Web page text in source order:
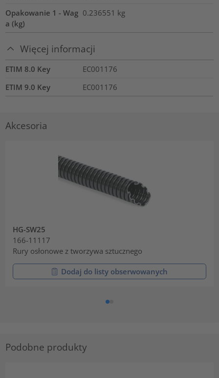
Opakowanie 1 - Wag
a (kg)
0.236551 kg
Więcej informacji
ETIM 8.0 Key
EC001176
ETIM 9.0 Key
EC001176
Akcesoria
HG-SW25
166-11117
Rury osłonowe z tworzywa sztucznego
Dodaj do listy obserwowanych
Podobne produkty